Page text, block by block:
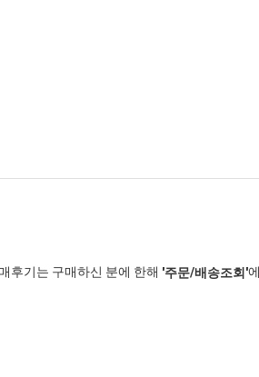
후기는 구매하신 분에 한해 '주문/배송조회'